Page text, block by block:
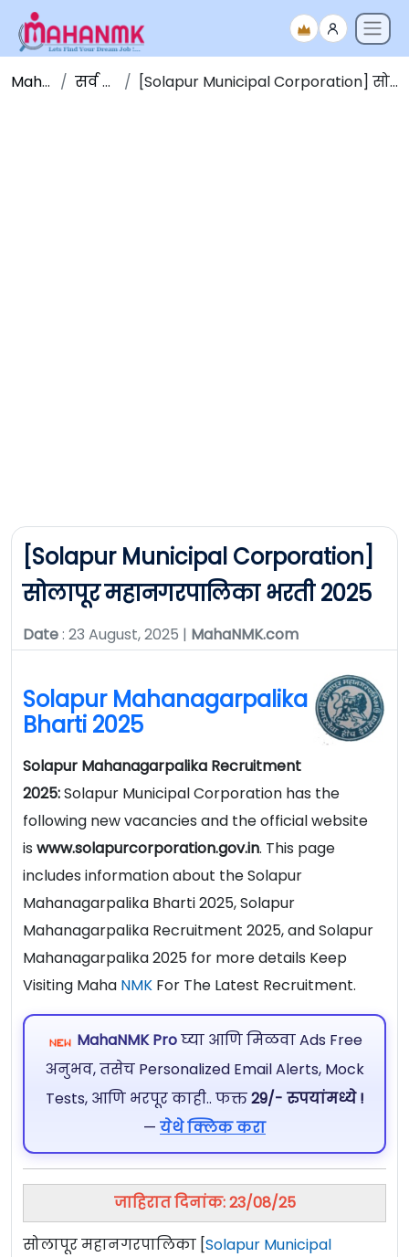
Maha NMK सर्व जाहिराती [Solapur Municipal Corporation] सोलापूर महानगरपालिका भरती 2025
[Solapur Municipal Corporation]
सोलापूर महानगरपालिका भरती 2025
Date: 23 August, 2025 | MahaNMK.com
Solapur Mahanagarpalika
Bharti 2025
Solapur Mahanagarpalika Recruitment
2025:Solapur Municipal Corporation has the
following new vacancies and the official website
is www.solapurcorporation.gov.in. This page
includes information about the Solapur
Mahanagarpalika Bharti 2025, Solapur
Mahanagarpalika Recruitment 2025, and Solapur
Mahanagarpalika 2025 for more details Keep
Visiting Maha NMK For The Latest Recruitment.
MahaNMK Proघ्या आणि मिळवा Ads Free
अनुभव, तसेच Personalized Email Alerts, Mock
Tests, आणि भरपूर काही.. फक्त29/- रुपयांमध्ये !
— येथे क्लिक करा
जाहिरात दिनांक: 23/08/25
सोलापूर महानगरपालिका [Solapur Municipal